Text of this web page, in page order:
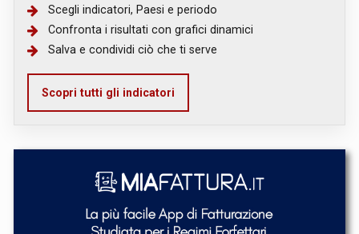
Scegli indicatori, Paesi e periodo
Confronta i risultati con grafici dinamici
Salva e condividi ciò che ti serve
Scopri tutti gli indicatori